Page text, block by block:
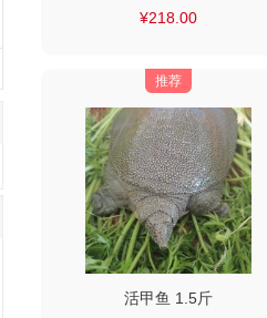
¥218.00
活甲鱼 1.5斤
推荐